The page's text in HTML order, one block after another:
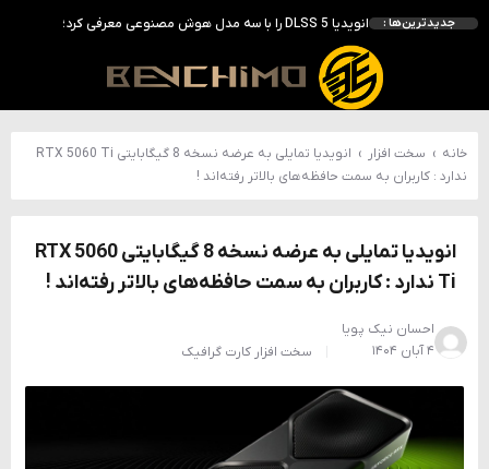
جدیدترین‌ها :
انویدیا DLSS 5 را با سه مدل هوش مصنوعی معرفی کرد؛ انتقادهای اولیه نتیجه داد
انویدیا پردازنده 88 هسته‌ای Vera را معرفی کرد؛ CPU اختصاصی برای نسل بعدی هوش مصنوعی
بالاخره سنسور Hotspot کارت‌های RTX 50 ظاهر شد؛ HWMonitor 1.65 تنها نماینده نمایش نیست
بررسی کیس GAMDIAS NESO P1 Pro؛ فول‌تاوری مهندسی‌شده برای سیستم‌های رده‌بالا
خانه › سخت افزار ›
انویدیا تمایلی به عرضه نسخه 8 گیگابایتی RTX 5060 Ti
ندارد : کاربران به سمت حافظه‌های بالاتر رفته‌اند !
انویدیا تمایلی به عرضه نسخه 8 گیگابایتی RTX 5060
Ti ندارد : کاربران به سمت حافظه‌های بالاتر رفته‌اند !
احسان نیک پویا
۴ آبان ۱۴۰۴
سخت افزار کارت گرافیک